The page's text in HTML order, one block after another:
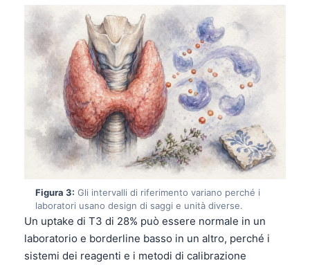
Figura 3: Gli intervalli di riferimento variano perché i
laboratori usano design di saggi e unità diverse.
Un uptake di T3 di 28% può essere normale in un
laboratorio e borderline basso in un altro, perché i
sistemi dei reagenti e i metodi di calibrazione